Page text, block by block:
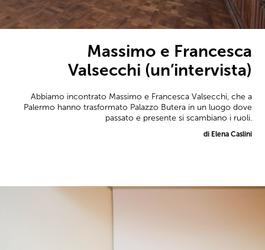
Massimo e Francesca
Valsecchi (un’intervista)
Abbiamo incontrato Massimo e Francesca Valsecchi, che a
Palermo hanno trasformato Palazzo Butera in un luogo dove
passato e presente si scambiano i ruoli.
di Elena Caslini